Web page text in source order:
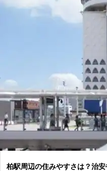
柏駅周辺の住みやすさは？治